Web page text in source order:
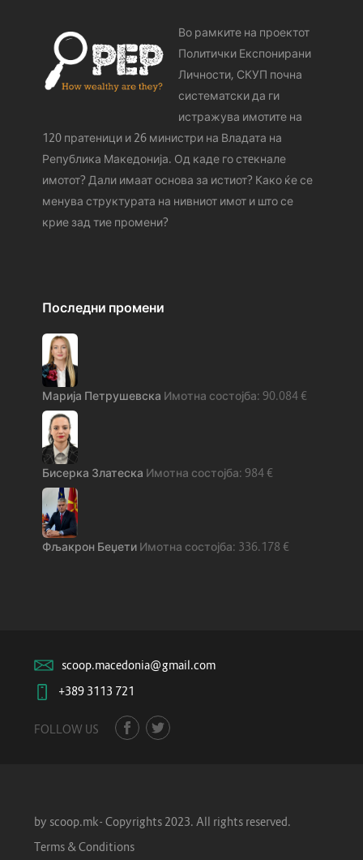
Во рамките на проектот
Политички Експонирани
Личности, СКУП почна
систематски да ги
истражува имотите на
120 пратеници и 26 министри на Владата на
Република Македонија. Од каде го стeкнале
имотот? Дали имаат основа за истиот? Како ќе се
менува структурата на нивниот имот и што се
крие зад тие промени?
Последни промени
Марија Петрушевска 90.084€
Бисерка Златеска 984€
Фљакрон Беџети 336.178 €
scoop.macedonia@gmail.com
+389 3113 721
FOLLOW US
by scoop.mk- Copyrights 2023. All rights reserved.
Terms & Conditions